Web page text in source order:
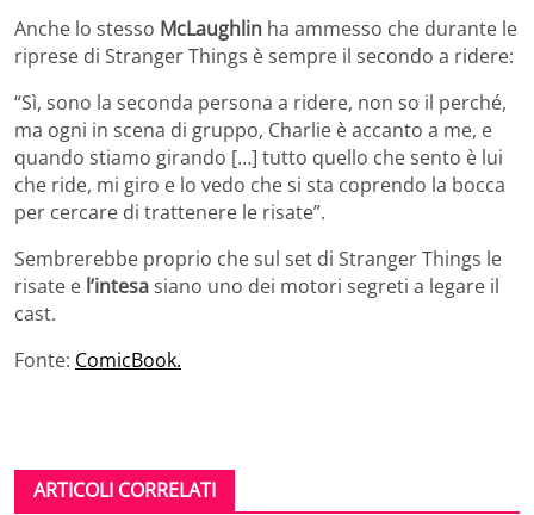
Anche lo stesso McLaughlin ha ammesso che durante le
riprese di Stranger Things è sempre il secondo a ridere:
“Sì, sono la seconda persona a ridere, non so il perché,
ma ogni in scena di gruppo, Charlie è accanto a me, e
quando stiamo girando […] tutto quello che sento è lui
che ride, mi giro e lo vedo che si sta coprendo la bocca
per cercare di trattenere le risate”.
Sembrerebbe proprio che sul set di Stranger Things le
risate e l’intesasiano uno dei motori segreti a legare il
cast.
Fonte: ComicBook.
ARTICOLI CORRELATI